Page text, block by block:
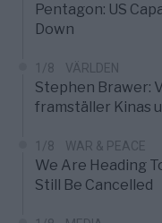
Pentagon: US
Down
1/8 VÄRLDEN
Stephen Brawer:
framställer Kinas
1/8 WAR & PEACE
We Are Heading
Still Be Cancelled